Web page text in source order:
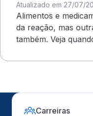
Atualizado em 27/07/
Alimentos e
da reação, mas
também. Veja
Carreiras